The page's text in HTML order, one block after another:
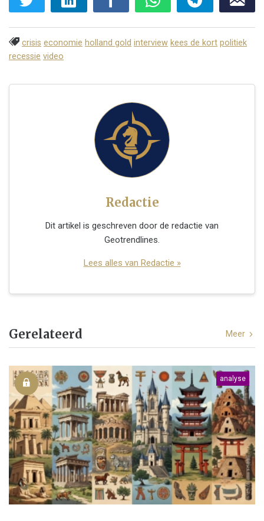
crisis economie holland gold interview kees de kort politiek
recessie video
Redactie
Dit artikel is geschreven door de redactie van
Geotrendlines.
Lees alles van Redactie »
Gerelateerd Meer
analyse